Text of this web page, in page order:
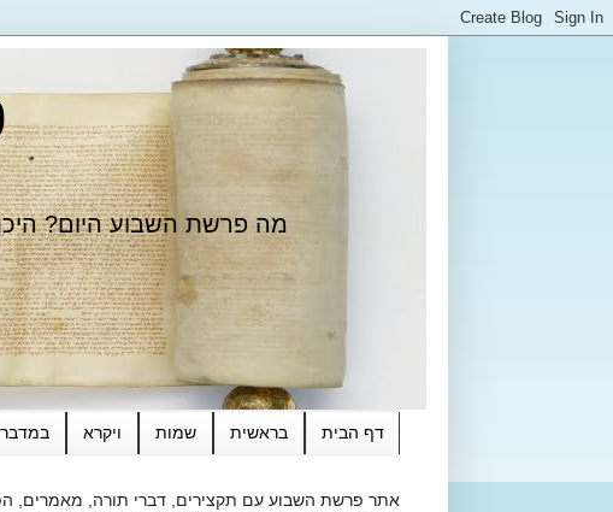
מה פרשת השבוע היום?
דף הבית בראשית שמות ויקרא במדבר
אתר פרשת השבוע עם תקצירים, דברי תורה, מאמרים,